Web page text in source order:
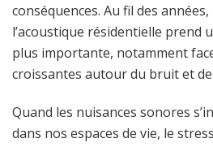
conséquences. Au fil des
l’acoustique résidentielle prend
plus importante, notamment
croissantes autour du bruit et
Quand les nuisances sonores
dans nos espaces de vie, le